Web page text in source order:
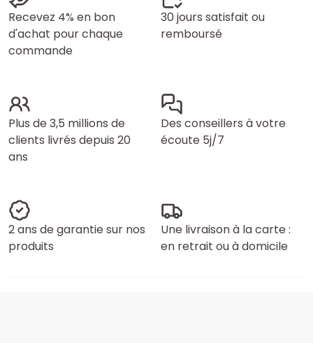
Recevez 4% en bon
d'achat pour chaque
commande
30 jours satisfait ou
remboursé
Plus de 3,5 millions de
clients livrés depuis 20
ans
Des conseillers à votre
écoute 5j/7
2 ans de garantie sur nos
produits
Une livraison à la carte :
en retrait ou à domicile